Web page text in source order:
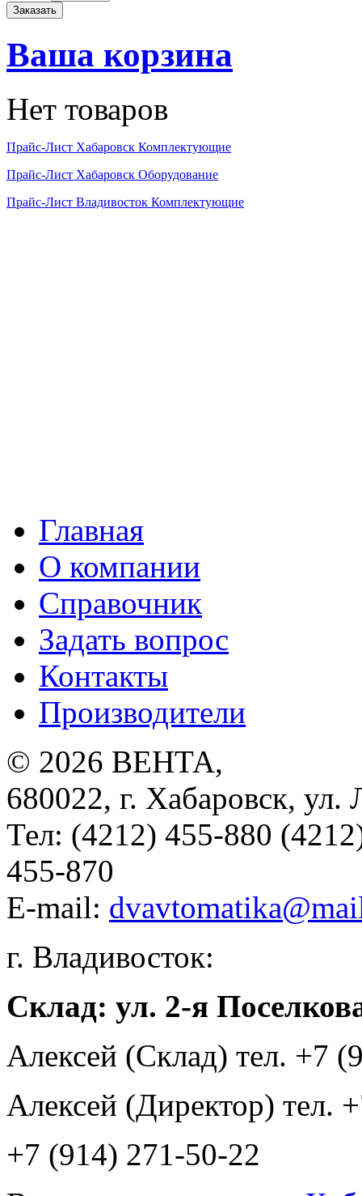
Ваша корзина
Нет товаров
Прайс-Лист Хабаровск Комплектующие
Прайс-Лист Хабаровск Оборудование
Прайс-Лист Владивосток Комплектующие
Главная
О компании
Справочник
Задать вопрос
Контакты
Производители
© 2026 ВЕНТА,
680022, г. Хабаровск, ул.
Тел: (4212) 455-880
455-870
E-mail:
г. Владивосток:
Склад: ул. 2-я
Алексей (Склад) тел. +7
Алексей (Директор) тел.
+7 (914) 271-50-22